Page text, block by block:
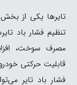
تایرها یکی از
تنظیم فشار باد
مصرف سوخت،
قابلیت حرکتی
فشار باد تایر